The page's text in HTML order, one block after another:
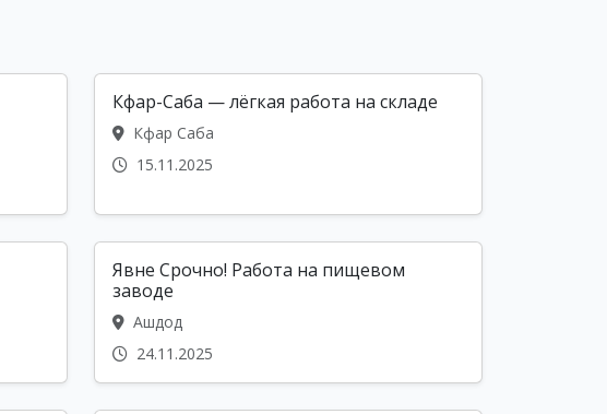
Кфар-Саба — лёгкая работа на складе
Кфар Саба
15.11.2025
Явне Срочно! Работа на пищевом
заводе
Ашдод
24.11.2025